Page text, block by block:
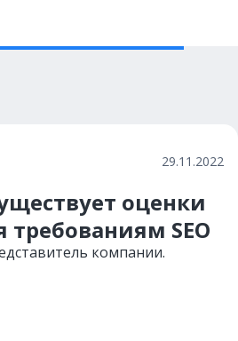
29.11.2022
оценки
требованиям SEO
компании.